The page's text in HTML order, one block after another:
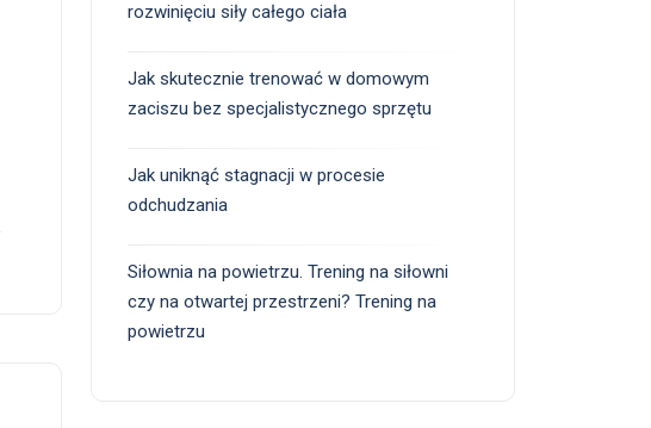
rozwinięciu siły całego ciała
Jak skutecznie trenować w domowym
zaciszu bez specjalistycznego sprzętu
Jak uniknąć stagnacji w procesie
odchudzania
Siłownia na powietrzu. Trening na siłowni
czy na otwartej przestrzeni? Trening na
powietrzu